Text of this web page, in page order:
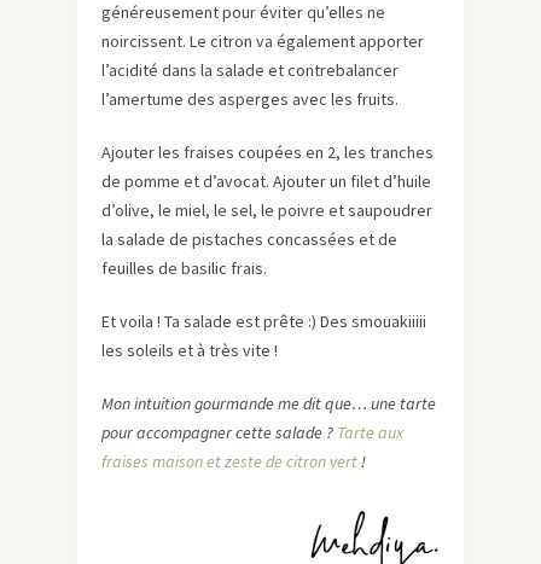
généreusement pour éviter qu’elles ne
noircissent. Le citron va également apporter
l’acidité dans la salade et contrebalancer
l’amertume des asperges avec les fruits.
Ajouter les fraises coupées en 2, les tranches
de pomme et d’avocat. Ajouter un filet d’huile
d’olive, le miel, le sel, le poivre et saupoudrer
la salade de pistaches concassées et de
feuilles de basilic frais.
Et voila ! Ta salade est prête :) Des smouakiiiii
les soleils et à très vite !
Mon intuition gourmande me dit que… une tarte
pour accompagner cette salade ? Tarte aux
fraises maison et zeste de citron vert!